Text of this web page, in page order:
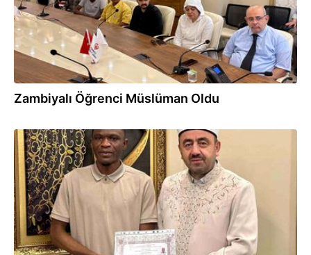
Zambiyalı Öğrenci Müslüman Oldu
26.06.2026